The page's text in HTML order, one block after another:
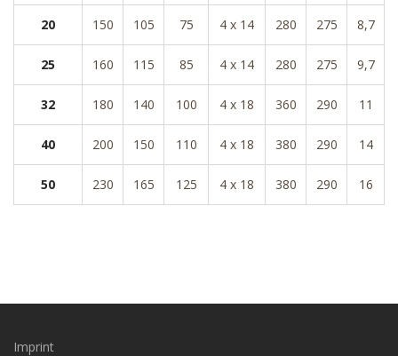
20 150 105 75 4 x 14 280 275 8,7
25 160 115 85 4 x 14 280 275 9,7
32 180 140 100 4 x 18 360 290 11
40 200 150 110 4 x 18 380 290 14
50 230 165 125 4 x 18 380 290 16
Imprint